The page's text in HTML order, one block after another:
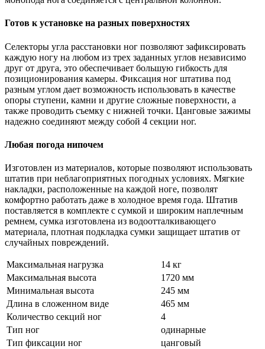
Готов к установке на разных поверхностях
Селекторы угла расстановки ног позволяют зафиксировать
каждую ногу на любом из трех заданных углов независимо
друг от друга, это обеспечивает большую гибкость для
позиционирования камеры. Фиксация ног штатива под
разным углом дает возможность использовать в качестве
опоры ступени, камни и другие сложные поверхности, а
также проводить съемку с нижней точки. Цанговые зажимы
надежно соединяют между собой 4 секции ног.
Любая погода нипочем
Изготовлен из материалов, которые позволяют использовать
штатив при неблагоприятных погодных условиях. Мягкие
накладки, расположенные на каждой ноге, позволят
комфортно работать даже в холодное время года. Штатив
поставляется в комплекте с сумкой и широким наплечным
ремнем, сумка изготовлена из водоотталкивающего
материала, плотная подкладка сумки защищает штатив от
случайных повреждений.
Максимальная нагрузка
14 кг
Максимальная высота
1720 мм
Минимальная высота
245 мм
Длина в сложенном виде
465 мм
Количество секций ног
4
Тип ног
одинарные
Тип фиксации ног
цанговый